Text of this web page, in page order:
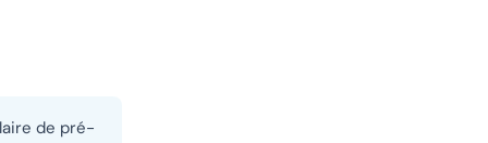
de pré-